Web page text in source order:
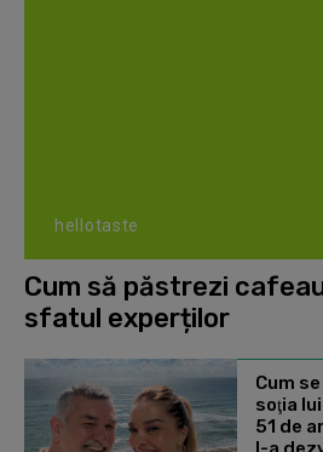
hellotaste
Cum să păstrezi
sfatul experților
Cum
soţia
51 de